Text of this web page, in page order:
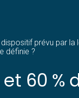
prévu par la
définie ?
60 %